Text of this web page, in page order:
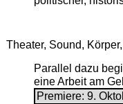
Theater, Sound,
Parallel dazu
eine Arbeit am
Premiere: 9.